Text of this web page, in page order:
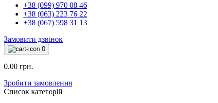
+38 (099) 970 08 46
+38 (063) 223 76 22
+38 (067) 598 31 13
Замовити дзвінок
0
0.00 грн.
Зробити замовлення
Список категорій